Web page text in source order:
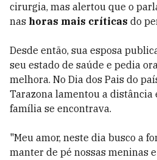
cirurgia, mas alertou que o
nas horas mais críticas do
Desde então, sua esposa
seu estado de saúde e pedia
melhora. No Dia dos Pais do
Tarazona lamentou a distância
família se encontrava.
"Meu amor, neste dia busco a
manter de pé nossas meninas